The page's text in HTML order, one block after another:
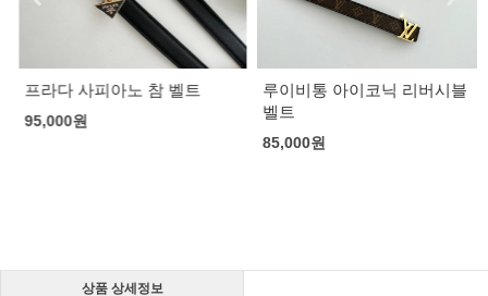
프라다 사피아노 참 벨트
95,000원
루이비통 아이코닉 리버시블
벨트
85,000원
상품 상세정보